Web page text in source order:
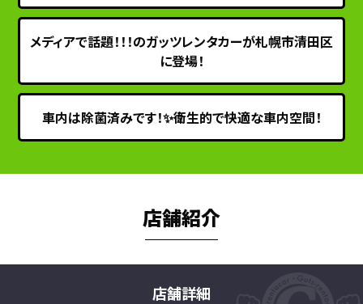
メディアで話題！！！のガッツレンタカーが札幌市清田区
に登場！
車内は除菌済みです！✨衛生的で快適な車内空間！
店舗紹介
店舗詳細